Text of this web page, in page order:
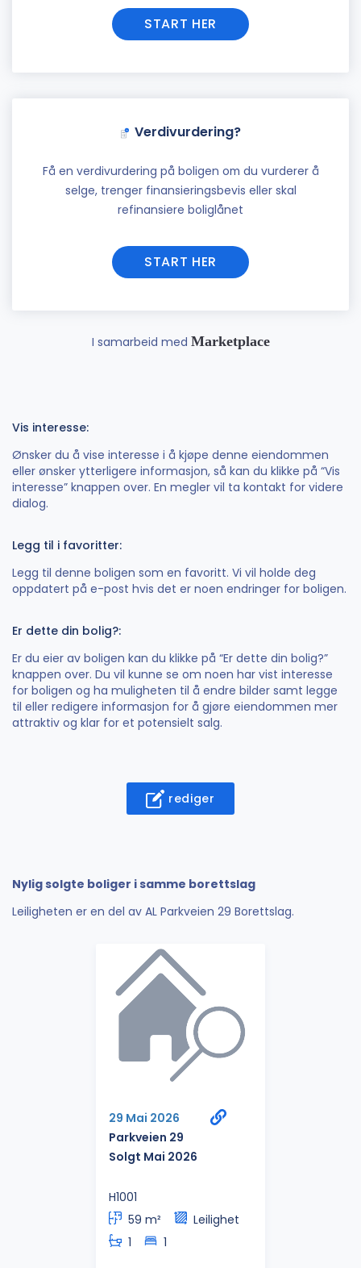
START HER
Verdivurdering?
Få en verdivurdering på boligen om du vurderer å
selge, trenger finansieringsbevis eller skal
refinansiere boliglånet
START HER
I samarbeid med Marketplace
Vis interesse:
Ønsker du å vise interesse i å kjøpe denne eiendommen
eller ønsker ytterligere informasjon, så kan du klikke på “Vis
interesse” knappen over. En megler vil ta kontakt for videre
dialog.
Legg til i favoritter:
Legg til denne boligen som en favoritt. Vi vil holde deg
oppdatert på e-post hvis det er noen endringer for boligen.
Er dette din bolig?:
Er du eier av boligen kan du klikke på “Er dette din bolig?”
knappen over. Du vil kunne se om noen har vist interesse
for boligen og ha muligheten til å endre bilder samt legge
til eller redigere informasjon for å gjøre eiendommen mer
attraktiv og klar for et potensielt salg.
rediger
Nylig solgte boliger i samme borettslag
Leiligheten er en del av AL Parkveien 29 Borettslag.
29 Mai 2026
Parkveien 29
Solgt Mai 2026
H1001
59 m²
Leilighet
1
1